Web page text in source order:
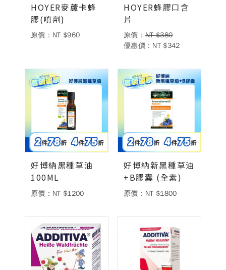
HOYER麥蘆卡蜂
膠(噴劑)
原價：NT $960
HOYER蜂膠口含
片
原價： NT $380
優惠價：NT $342
好博納黑種草油
100ML
原價：NT $1200
好博納新黑種草油
+B膠囊 (全素)
原價：NT $1800